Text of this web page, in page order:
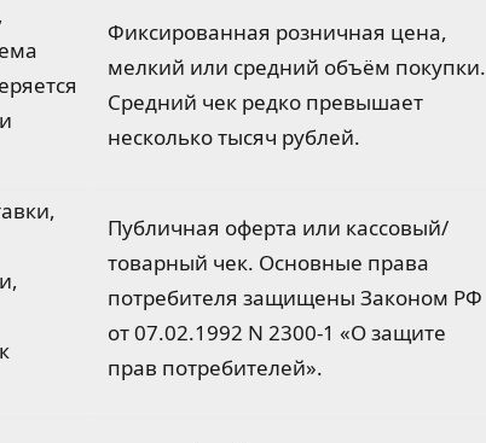
Фиксированная розничная цена,
мелкий или средний объём покупки.
Средний чек редко превышает
несколько тысяч рублей.
Публичная оферта или кассовый/
товарный чек. Основные права
потребителя защищены Законом РФ
от 07.02.1992 N 2300-1 «О защите
прав потребителей».